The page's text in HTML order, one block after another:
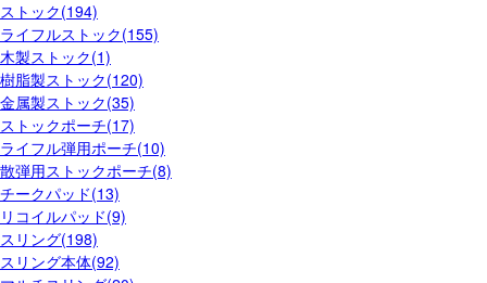
ストック(194)
ライフルストック(155)
木製ストック(1)
樹脂製ストック(120)
金属製ストック(35)
ストックポーチ(17)
ライフル弾用ポーチ(10)
散弾用ストックポーチ(8)
チークパッド(13)
リコイルパッド(9)
スリング(198)
スリング本体(92)